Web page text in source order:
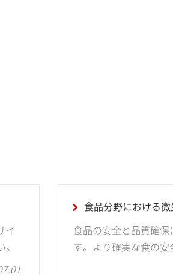
イ
食品分野における
食品の安全と品質確
す。より確実な食の安